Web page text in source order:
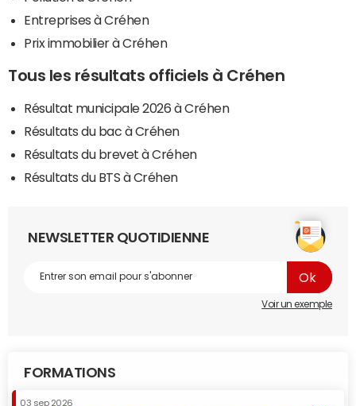
Entreprises à Créhen
Prix immobilier à Créhen
Tous les résultats officiels à Créhen
Résultat municipale 2026 à Créhen
Résultats du bac à Créhen
Résultats du brevet à Créhen
Résultats du BTS à Créhen
NEWSLETTER QUOTIDIENNE
Voir un exemple
FORMATIONS
03 sep 2026